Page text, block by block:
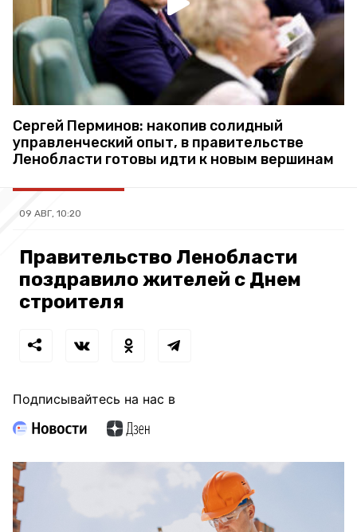
Сергей Перминов: накопив солидный
управленческий опыт, в правительстве
Ленобласти готовы идти к новым вершинам
09 АВГ, 10:20
Правительство Ленобласти
поздравило жителей с Днем
строителя
Подписывайтесь на нас в